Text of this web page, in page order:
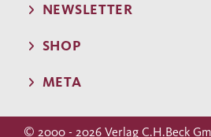
NEWSLETTER
SHOP
META
© 2000 - 2026 Verlag C.H.Beck